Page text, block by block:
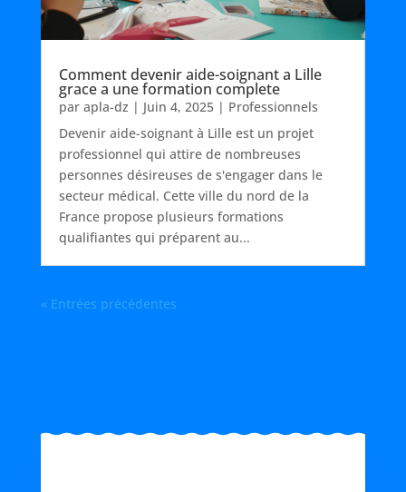
Comment devenir aide-soignant a Lille
grace a une formation complete
par apla-dz | Juin 4, 2025| Professionnels
Devenir aide-soignant à Lille est un projet
professionnel qui attire de nombreuses
personnes désireuses de s'engager dans le
secteur médical. Cette ville du nord de la
France propose plusieurs formations
qualifiantes qui préparent au...
« Entrées précédentes